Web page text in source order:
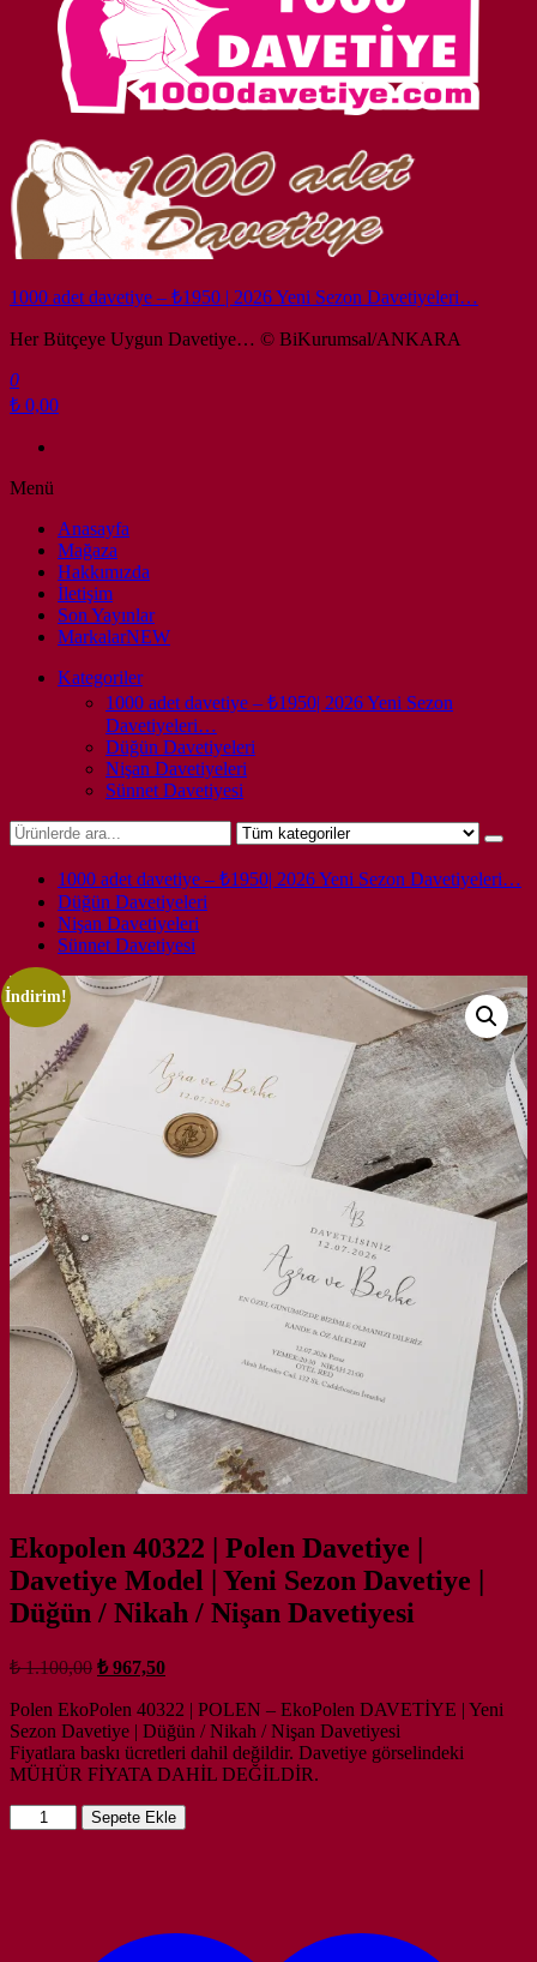
1000 adet davetiye – ₺1950 | 2026 Yeni Sezon Davetiyeleri…
Her Bütçeye Uygun Davetiye… © BiKurumsal/ANKARA
0
₺ 0,00
Menü
Anasayfa
Mağaza
Hakkımızda
İletişim
Son Yayınlar
MarkalarNEW
Kategoriler
1000 adet davetiye – ₺1950| 2026 Yeni Sezon
Davetiyeleri…
Düğün Davetiyeleri
Nişan Davetiyeleri
Sünnet Davetiyesi
1000 adet davetiye – ₺1950| 2026 Yeni Sezon Davetiyeleri…
Düğün Davetiyeleri
Nişan Davetiyeleri
Sünnet Davetiyesi
İndirim!
Ekopolen 40322 | Polen Davetiye |
Davetiye Model | Yeni Sezon Davetiye |
Düğün / Nikah / Nişan Davetiyesi
₺1.100,00 Orijinal
₺ 1.100,00.
₺967,50Şu
fiyat:
₺ 967,50.
Polen EkoPolen 40322 | POLEN – EkoPolen DAVETİYE | Yeni
Sezon Davetiye | Düğün / Nikah / Nişan Davetiyesi
Fiyatlara baskı ücretleri dahil değildir. Davetiye görselindeki
MÜHÜR FİYATA DAHİL DEĞİLDİR.
Ekopolen
40322
Sepete Ekle